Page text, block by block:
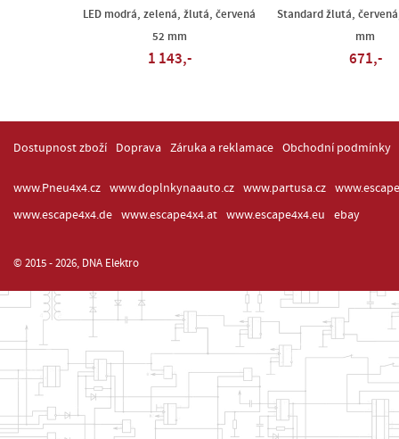
LED modrá, zelená, žlutá, červená
52 mm
1 143,-
Standard žlutá,
mm
671,-
Dostupnost zboží Doprava Záruka a reklamace Obchodní podmínky
www.Pneu4x4.cz www.doplnkynaauto.cz www.partusa.cz
www.escape4x4.de
www.escape4x4.at www.escape4x4.eu ebay
© 2015 - 2026, DNA Elektro